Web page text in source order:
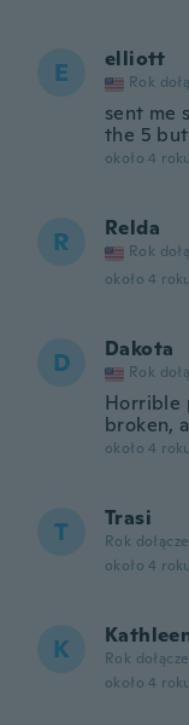
E elliott
Rok
sent me
the 5
około 4
R Relda
Rok
około 4
D Dakota
Rok
Horrible
broken,
około 4
T Trasi
Rok
około 4
K Rok
około 4